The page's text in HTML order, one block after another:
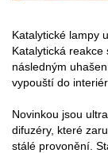
Katalytické lampy
Katalytická
následným
vypouští do
Novinkou jsou
difuzéry, které
stálé provonění.